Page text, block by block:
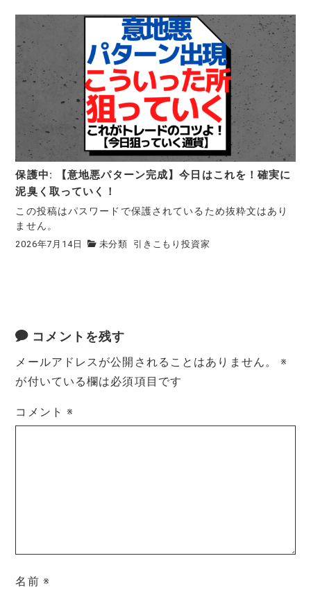
保護中: 【意地悪パターン完成】今日はこれを！確実に
泥臭く取っていく！
この投稿はパスワードで保護されているため抜粋文はあり
ません。
2026年7月14日 未分類 引きこもり投資家
コメントを残す
メールアドレスが公開されることはありません。
※
が付いている欄は必須項目です
コメント※
名前 ※